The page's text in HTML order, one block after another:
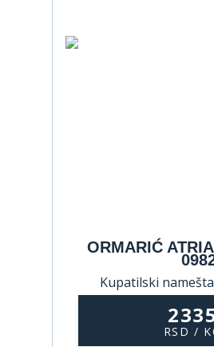
ORMARIĆ
Kupatilski
RSD /